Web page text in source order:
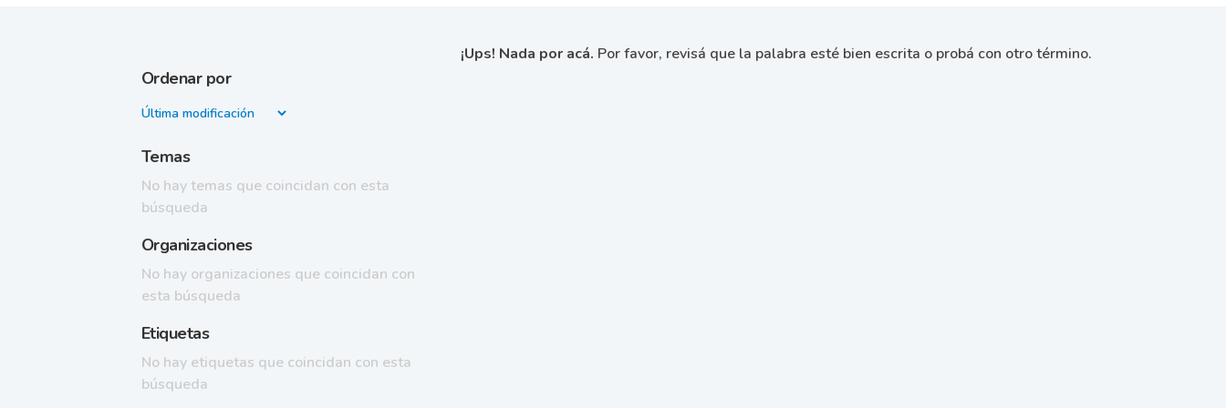
Ordenar por
Temas
No hay temas que coincidan con esta
búsqueda
Organizaciones
No hay organizaciones que coincidan con
esta búsqueda
Etiquetas
No hay etiquetas que coincidan con esta
búsqueda
¡Ups! Nada por acá. Por favor, revisá que la palabra esté bien escrita o probá con otro término.